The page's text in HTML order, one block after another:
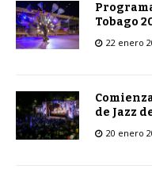
Tobago
22 enero
de Jazz
20 enero